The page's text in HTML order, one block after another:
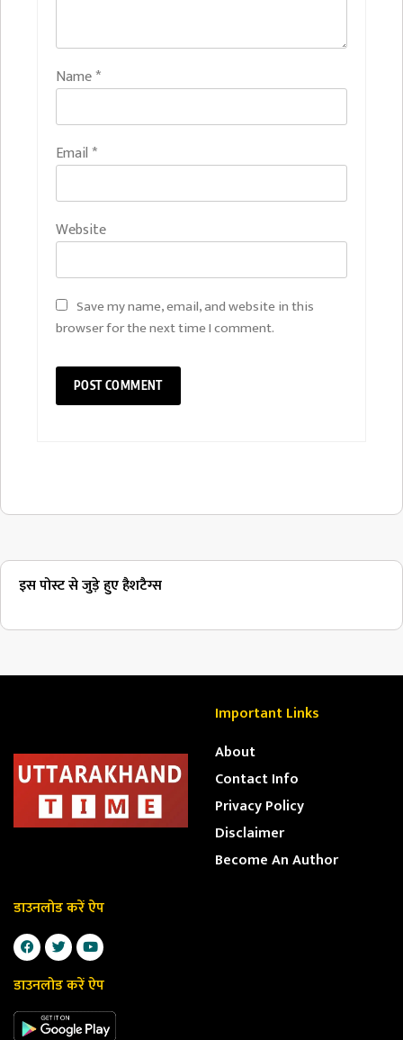
Name*
Email *
Website
Save my name, email, and website in this
browser for the next time I comment.
इस पोस्ट से जुड़े हुए हैशटैग्स
Important Links
About
Contact Info
Privacy Policy
Disclaimer
Become An Author
डाउनलोड करें ऐप
डाउनलोड करें ऐप